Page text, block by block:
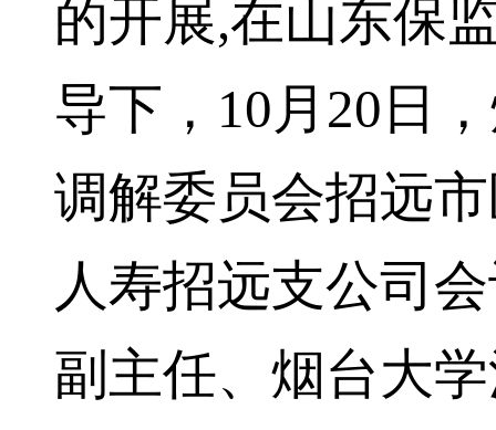
的开展,在山东保
导下，10月20日
调解委员会招远
人寿招远支公司
副主任、烟台大